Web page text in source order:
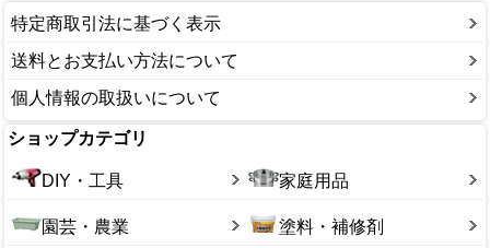
特定商取引法に基づく表示
送料とお支払い方法について
個人情報の取扱いについて
ショップカテゴリ
DIY・工具 家庭用品
園芸・農業 塗料・補修剤